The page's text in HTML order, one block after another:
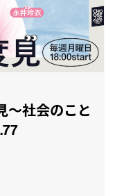
社会のこと